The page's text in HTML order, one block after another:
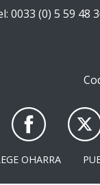
0033 (0) 5 59 48
OHARRA